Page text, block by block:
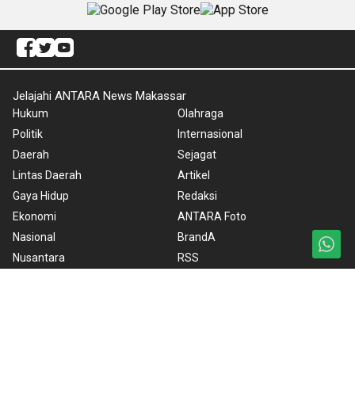
Jelajahi ANTARA News Makassar
Hukum
Politik
Daerah
Lintas Daerah
Gaya Hidup
Ekonomi
Nasional
Nusantara
Olahraga
Internasional
Sejagat
Artikel
Redaksi
ANTARA Foto
BrandA
RSS